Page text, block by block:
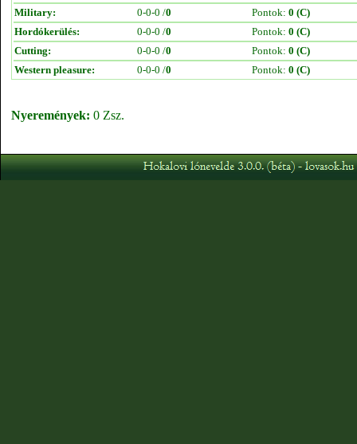
Military:
0-0-0 /0 Pontok: 0 (C)
Hordókerülés:
0-0-0 /0 Pontok: 0 (C)
Cutting:
0-0-0 /0 Pontok: 0 (C)
Western pleasure:
0-0-0 /0 Pontok: 0 (C)
Nyeremények: 0 Zsz.